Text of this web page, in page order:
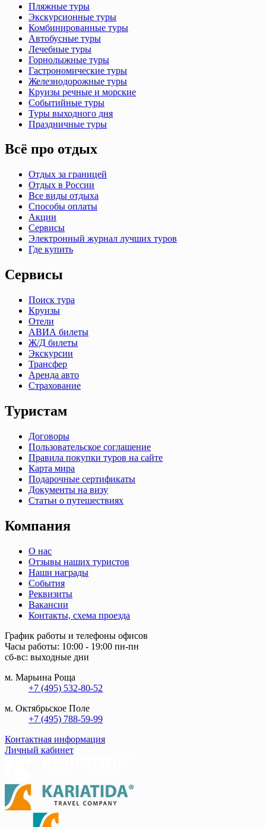
Пляжные туры
Экскурсионные туры
Комбинированные туры
Автобусные туры
Лечебные туры
Горнолыжные туры
Гастрономические туры
Железнодорожные туры
Круизы речные и морские
Событийные туры
Туры выходного дня
Праздничные туры
Всё про отдых
Отдых за границей
Отдых в России
Все виды отдыха
Способы оплаты
Акции
Сервисы
Электронный журнал лучших туров
Где купить
Сервисы
Поиск тура
Круизы
Отели
АВИА билеты
Ж/Д билеты
Экскурсии
Трансфер
Аренда авто
Страхование
Туристам
Договоры
Пользовательское соглашение
Правила покупки туров на сайте
Карта мира
Подарочные сертификаты
Документы на визу
Статьи о путешествиях
Компания
О нас
Отзывы наших туристов
Наши награды
События
Реквизиты
Вакансии
Контакты, схема проезда
График работы и телефоны офисов
Часы работы: 10:00 - 19:00 пн-пн
сб-вс: выходные дни
м. Марьина Роща
+7 (495) 532-80-52
м. Октябрьское Поле
+7 (495) 788-59-99
Контактная информация
Личный кабинет